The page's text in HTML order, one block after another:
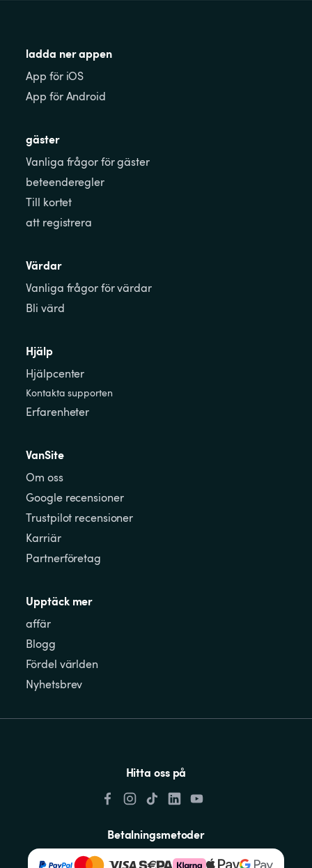
ladda ner appen
App för iOS
App för Android
gäster
Vanliga frågor för gäster
beteenderegler
Till kortet
att registrera
Värdar
Vanliga frågor för värdar
Bli värd
Hjälp
Hjälpcenter
Kontakta supporten
Erfarenheter
VanSite
Om oss
Google recensioner
Trustpilot recensioner
Karriär
Partnerföretag
Upptäck mer
affär
Blogg
Fördel världen
Nyhetsbrev
Hitta oss på
Betalningsmetoder